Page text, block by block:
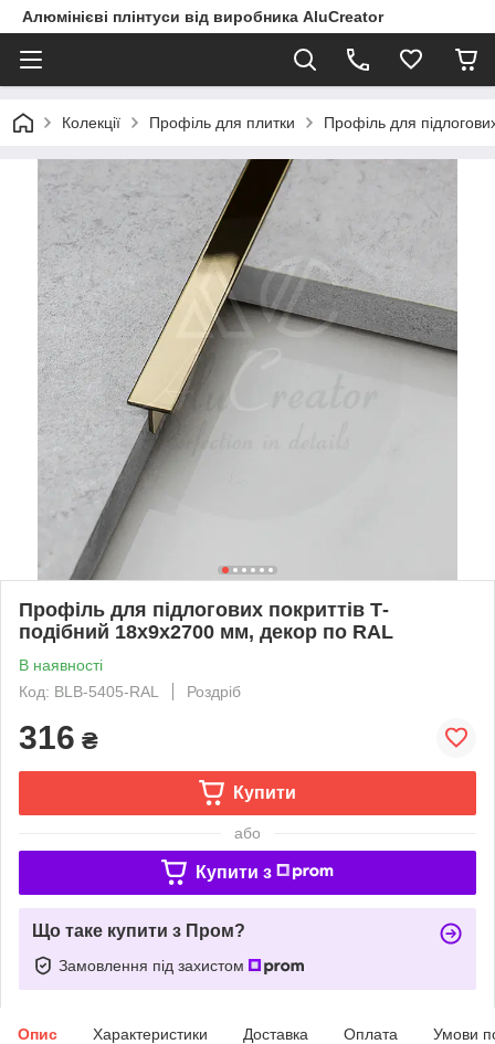
Алюмінієві плінтуси від виробника AluCreator
Колекції Профіль для плитки Профіль для
Профіль для підлогових покриттів Т-
подібний 18х9х2700 мм, декор по RAL
В наявності
Код: BLB-5405-RAL
Роздріб
316 ₴
Купити
або
Купити з
Що таке купити з Пром?
Замовлення під захистом
Опис Характеристики Доставка Оплата Умови